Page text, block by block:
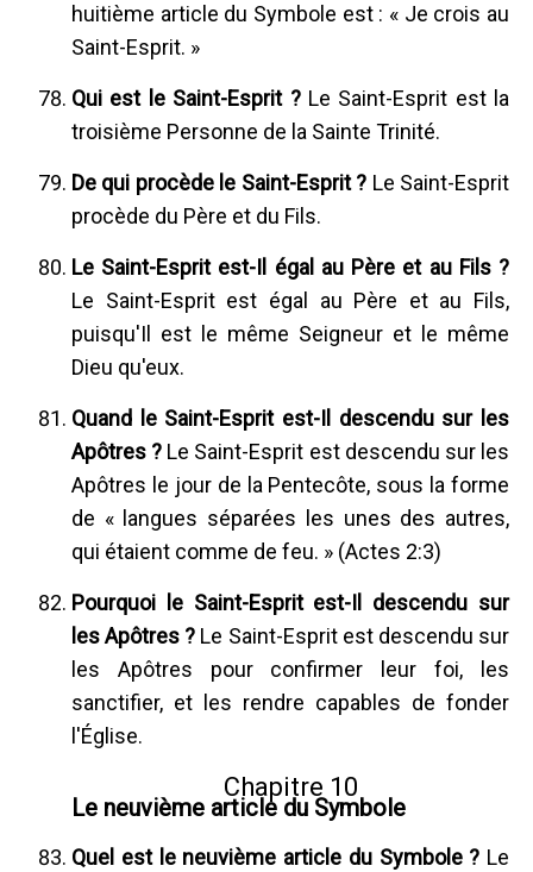
huitième article du Symbole est : « Je crois au
Saint-Esprit. »
Qui est le Saint-Esprit ?Le Saint-Esprit est la
troisième Personne de la Sainte Trinité.
De qui procède le Saint-Esprit ? Le Saint-Esprit
procède du Père et du Fils.
Le Saint-Esprit est-Il égal au Père et au Fils ?
Le Saint-Esprit est égal au Père et au Fils,
puisqu'Il est le même Seigneur et le même
Dieu qu'eux.
Quand le Saint-Esprit est-Il descendu sur les
Apôtres ? Le Saint-Esprit est descendu sur les
Apôtres le jour de la Pentecôte, sous la forme
de « langues séparées les unes des autres,
qui étaient comme de feu. » (Actes 2:3)
Pourquoi le Saint-Esprit est-Il descendu sur
les Apôtres ? Le Saint-Esprit est descendu sur
les Apôtres pour confirmer leur foi, les
sanctifier, et les rendre capables de fonder
l'Église.
Chapitre 10
Le neuvième article du Symbole
Quel est le neuvième article du Symbole ? Le